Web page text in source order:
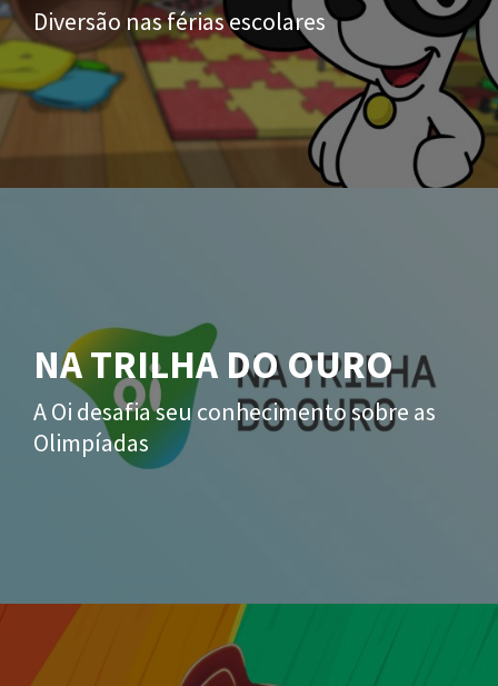
Diversão nas férias escolares
NA TRILHA DO OURO
A Oi desafia seu conhecimento sobre as
Olimpíadas